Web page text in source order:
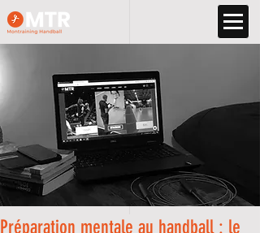
Préparation mentale au handball : le